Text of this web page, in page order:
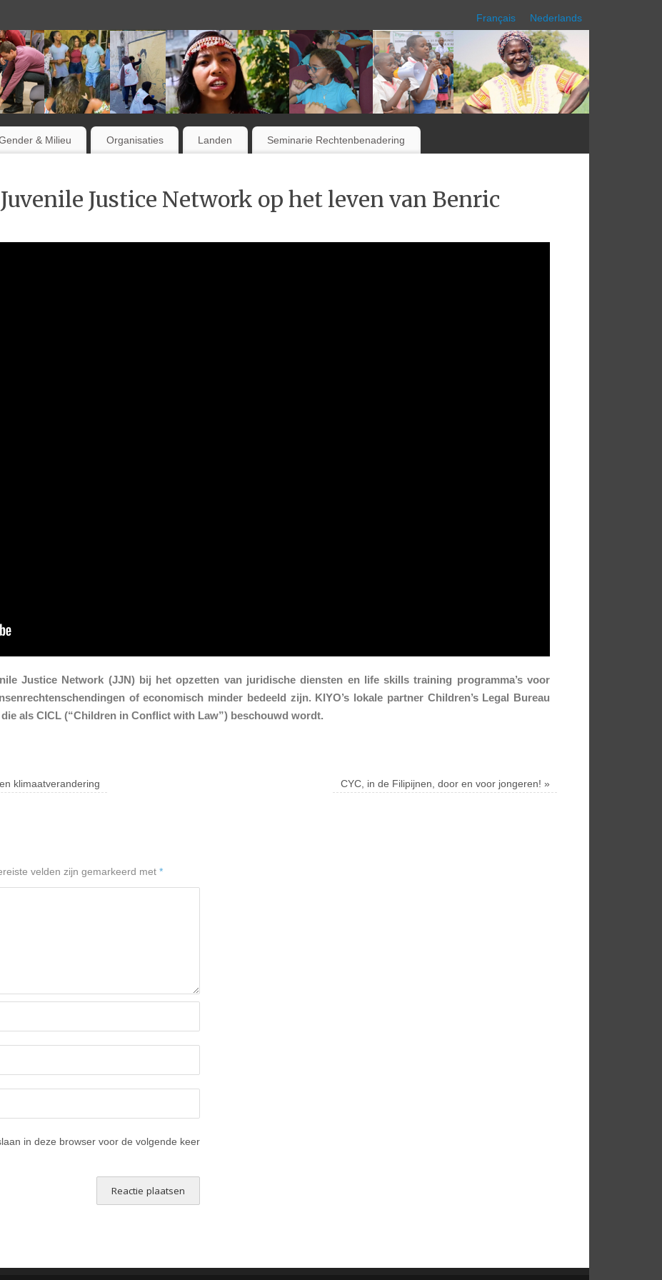
Français Nederlands
& Milieu Organisaties Landen Seminarie Rechtenbenadering
Justice Network op het leven van Benric
Justice Network (JJN) bij het opzetten van juridische diensten en life skills training programma’s voor
of economisch minder bedeeld zijn. KIYO’s lokale partner Children’s Legal Bureau
als CICL (“Children in Conflict with Law”) beschouwd wordt.
klimaatverandering CYC, in de Filipijnen, door en voor jongeren! »
velden zijn gemarkeerd met *
in deze browser voor de volgende keer